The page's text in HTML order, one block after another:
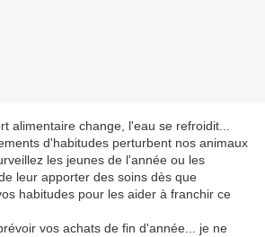
alimentaire change, l'eau se refroidit...
d'habitudes perturbent nos animaux
les jeunes de l'année ou les
leur apporter des soins dès que
habitudes pour les aider à franchir ce
vos achats de fin d'année... je ne